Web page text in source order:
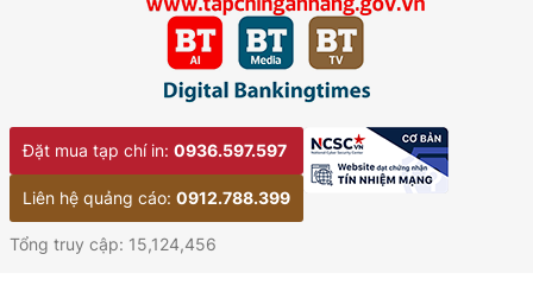
Đặt mua tạp chí in: 0936.597.597
Liên hệ quảng cáo: 0912.788.399
Tổng truy cập: 15,124,456